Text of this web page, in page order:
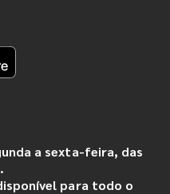
a sexta-feira, das
para todo o